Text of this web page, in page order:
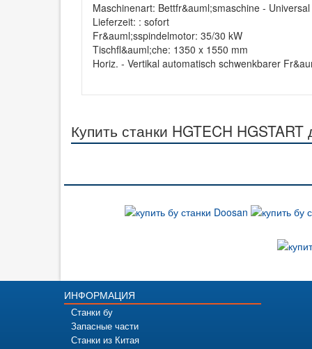
Maschinenart: Bettfr&auml;smaschine - Universal
Lieferzeit: : sofort
Fr&auml;sspindelmotor: 35/30 kW
Tischfl&auml;che: 1350 x 1550 mm
Horiz. - Vertikal automatisch schwenkbarer
Купить станки HGTECH
ИНФОРМАЦИЯ
Станки бу
Запасные части
Станки из Китая